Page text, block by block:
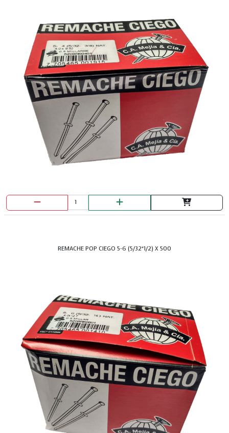
DISCO DIAMANT. CONTINUO 9" HOPEX
DISCO DIAMANT. SEGMENTADO 9" HOPEX
REMACHE POP CIEGO 5-6 (5/32*1/2) X 500